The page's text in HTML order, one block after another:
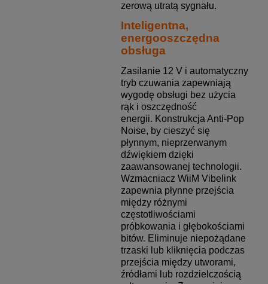
zerową utratą sygnału.
Inteligentna,
energooszczędna
obsługa
Zasilanie 12 V i automatyczny
tryb czuwania zapewniają
wygodę obsługi bez użycia
rąk i oszczędność
energii. Konstrukcja Anti-Pop
Noise, by cieszyć się
płynnym, nieprzerwanym
dźwiękiem dzięki
zaawansowanej technologii.
Wzmacniacz WiiM Vibelink
zapewnia płynne przejścia
między różnymi
częstotliwościami
próbkowania i głębokościami
bitów. Eliminuje niepożądane
trzaski lub kliknięcia podczas
przejścia między utworami,
źródłami lub rozdzielczością